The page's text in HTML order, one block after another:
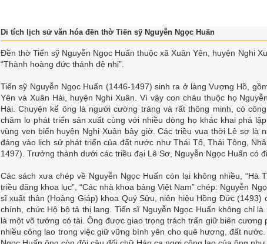
Di tích lịch sử văn hóa đền thờ Tiến sỹ Nguyễn Ngọc Huấn
Đền thờ Tiến sỹ Nguyễn Ngọc Huấn thuộc xã Xuân Yên, huyện Nghi
“Thành hoàng đức thánh đệ nhị”.
Tiến sỹ Nguyễn Ngọc Huấn (1446-1497) sinh ra ở làng Vượng Hồ,
Yên và Xuân Hải, huyện Nghi Xuân. Vì vậy con cháu thuộc họ
Hải. Chuyện kể ông là người cường tráng và rất thông minh, có
chăm lo phát triển sản xuất cùng với nhiều dòng họ khác khai phá
vùng ven biển huyện Nghi Xuân bây giờ. Các triều vua thời Lê sơ là
đáng vào lịch sử phát triển của đất nước như Thái Tổ, Thái Tông,
1497). Trưởng thành dưới các triều đại Lê Sơ, Nguyễn Ngọc Huấn có
Các sách xưa chép về Nguyễn Ngọc Huấn còn lại không nhiều, “Hà
triều đăng khoa lục”, “Các nhà khoa bảng Việt Nam” chép: Nguyễn
sĩ xuất thân (Hoàng Giáp) khoa Quý Sửu, niên hiệu Hồng Đức
chính, chức Hộ bộ tả thị lang. Tiến sĩ Nguyễn Ngọc Huấn không chỉ
là một võ tướng có tài. Ông được giao trọng trách trấn giữ biên cương
nhiều công lao trong việc giữ vững bình yên cho quê hương, đất